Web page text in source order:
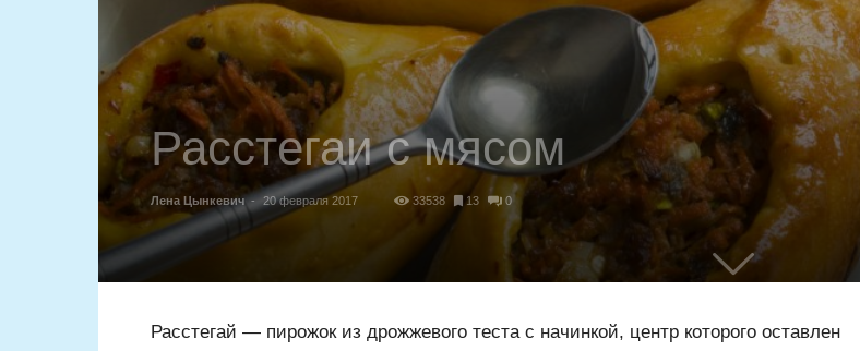
Расстегаи с мясом
Лена Цынкевич - 20 февраля 2017 33538 13 0
Расстегай — пирожок из дрожжевого теста с начинкой, центр которого оставлен